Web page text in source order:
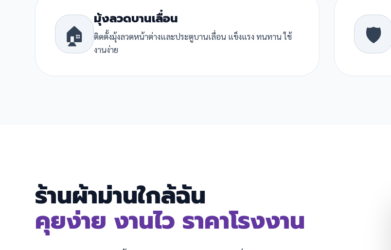
🏠
มุ้งลวดบานเลื่อน
ติดตั้งมุ้งลวดหน้าต่างและประตูบานเลื่อน แข็งแรง ทนทาน ใช้
งานง่าย
🛡️
ร้านผ้าม่านใกล้ฉัน
คุยง่าย งานไว ราคาโรงงาน